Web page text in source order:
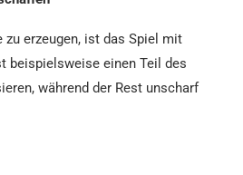
erzeugen, ist das Spiel mit
beispielsweise einen Teil des
während der Rest unscharf